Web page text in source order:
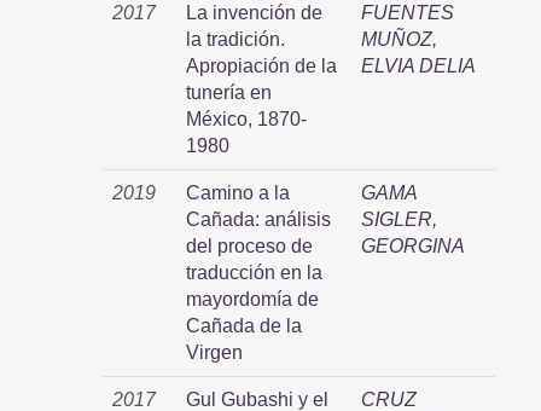
2017
La invención de
la tradición.
Apropiación de la
tunería en
México, 1870-
1980
FUENTES
MUÑOZ,
ELVIA DELIA
2019
Camino a la
Cañada: análisis
del proceso de
traducción en la
mayordomía de
Cañada de la
Virgen
GAMA
SIGLER,
GEORGINA
2017
Gul Gubashi y el
CRUZ